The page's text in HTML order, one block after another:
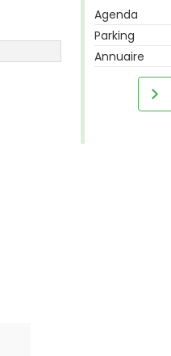
Agenda
Parking
Annuaire